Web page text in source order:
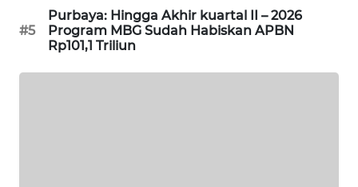
#5
Purbaya: Hingga Akhir kuartal II – 2026
Program MBG Sudah Habiskan APBN
Rp101,1 Triliun
ALPERKLINAS
FORJASIDA